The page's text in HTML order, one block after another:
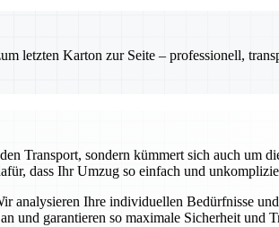
letzten Karton zur Seite – professionell,
Transport, sondern kümmert sich auch um
dass Ihr Umzug so einfach und
analysieren Ihre individuellen Bedürfnisse
und garantieren so maximale Sicherheit und